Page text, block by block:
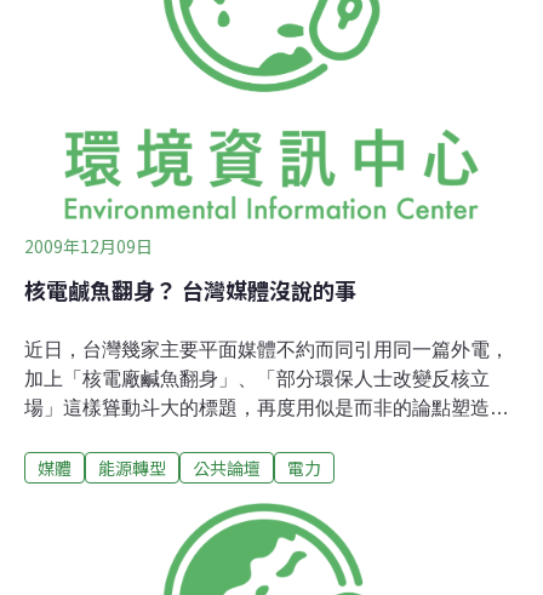
長鄭同僚。新聞局不僅未依監察法糾正文「為適當之處置
與改善」，反而快馬加鞭，派遣科長陪同8名「非完全合
法」的新聘董事，進一步撤換公視董事長。還給全民「獨
聞局此舉是邈視監察院，昨(7)日台北天氣寒冷、雨下個不
停，聯盟成員高舉「無法無天」布條
2009年12月09日
核電鹹魚翻身？ 台灣媒體沒說的事
近日，台灣幾家主要平面媒體不約而同引用同一篇外電，
加上「核電廠鹹魚翻身」、「部分環保人士改變反核立
場」這樣聳動斗大的標題，再度用似是而非的論點塑造國
些報導指出，不但波蘭、印尼等國家積極計畫興建首座核
核電廠正在興建當中；自1980年代以來，全球核電廠的安
全事故發生率已經大幅下降，因此民眾不必擔心核電廠的
安全性。甚至，報導還引用特定「環保人士」的發言，斷
媒體 能源轉型 公共論壇 電力